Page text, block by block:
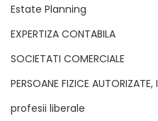
Estate Planning
EXPERTIZA CONTABILA
SOCIETATI COMERCIALE
PERSOANE FIZICE AUTORIZATE,
profesii liberale